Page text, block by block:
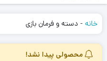
خانه - دسته و فرمان بازی
محصولی پیدا نشد!